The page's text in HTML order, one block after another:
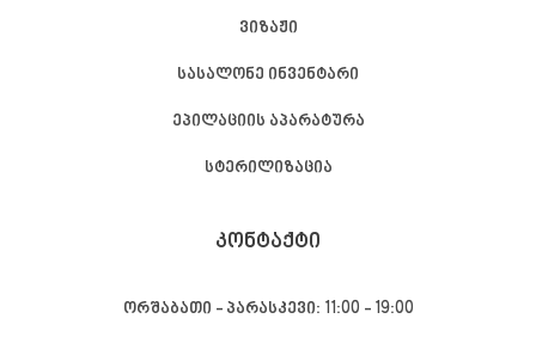
ვიზაჟი
სასალონე ინვენტარი
ეპილაციის აპარატურა
სტერილიზაცია
ᲙᲝᲜᲢᲐᲥᲢᲘ
ორშაბათი - პარასკევი: 11:00 - 19:00